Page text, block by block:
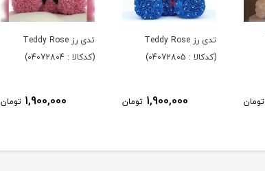
تومان
تدی رز Teddy Rose
(کدکالا : 04072805)
1,900,000 تومان
تدی رز Teddy Rose
(کدکالا : 04072804)
1,900,000 تومان